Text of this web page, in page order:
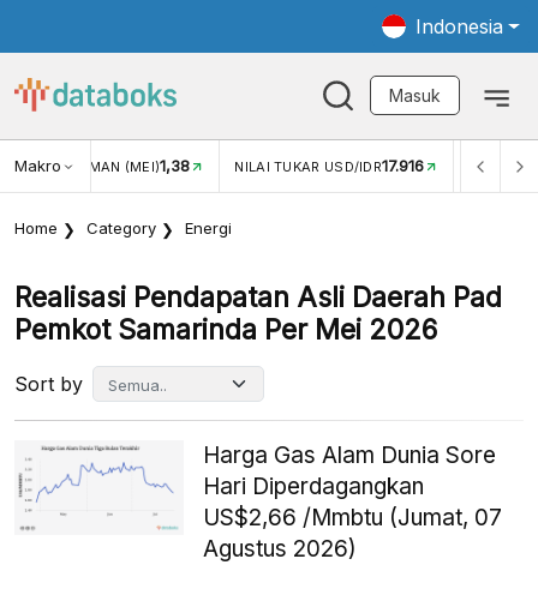
Indonesia
Masuk
MakroWISMAN (MEI)1,38 NILAI TUKAR USD/IDR17.916 INFLASI
Home Category Energi
Realisasi Pendapatan Asli Daerah Pad
Pemkot Samarinda Per Mei 2026
Sort by
Harga Gas Alam Dunia Sore
Hari Diperdagangkan
US$2,66 /Mmbtu (Jumat, 07
Agustus 2026)